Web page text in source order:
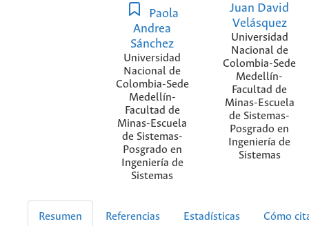
Paola
Andrea
Sánchez
Universidad
Nacional de
Colombia-Sede
Medellín-
Facultad de
Minas-Escuela
de Sistemas-
Posgrado en
Ingeniería de
Sistemas
Juan David
Velásquez
Universidad
Nacional de
Colombia-Sede
Medellín-
Facultad de
Minas-Escuela
de Sistemas-
Posgrado en
Ingeniería de
Sistemas
Resumen Referencias Estadísticas Cómo